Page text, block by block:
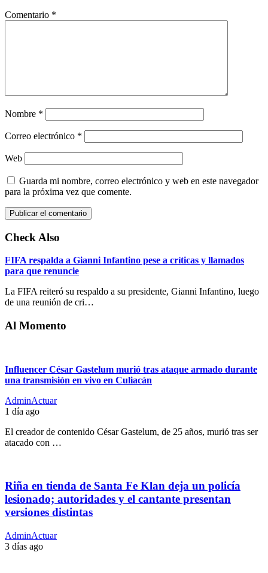
Comentario *
Nombre *
Correo electrónico *
Web
Guarda mi nombre, correo electrónico y web en este navegador
para la próxima vez que comente.
Check Also
FIFA respalda a Gianni Infantino pese a críticas y llamados
para que renuncie
La FIFA reiteró su respaldo a su presidente, Gianni Infantino, luego
de una reunión de cri…
Al Momento
Influencer César Gastelum murió tras ataque armado durante
una transmisión en vivo en Culiacán
AdminActuar
1 día ago
El creador de contenido César Gastelum, de 25 años, murió tras ser
atacado con …
Riña en tienda de Santa Fe Klan deja un policía
lesionado; autoridades y el cantante presentan
versiones distintas
AdminActuar
3 días ago